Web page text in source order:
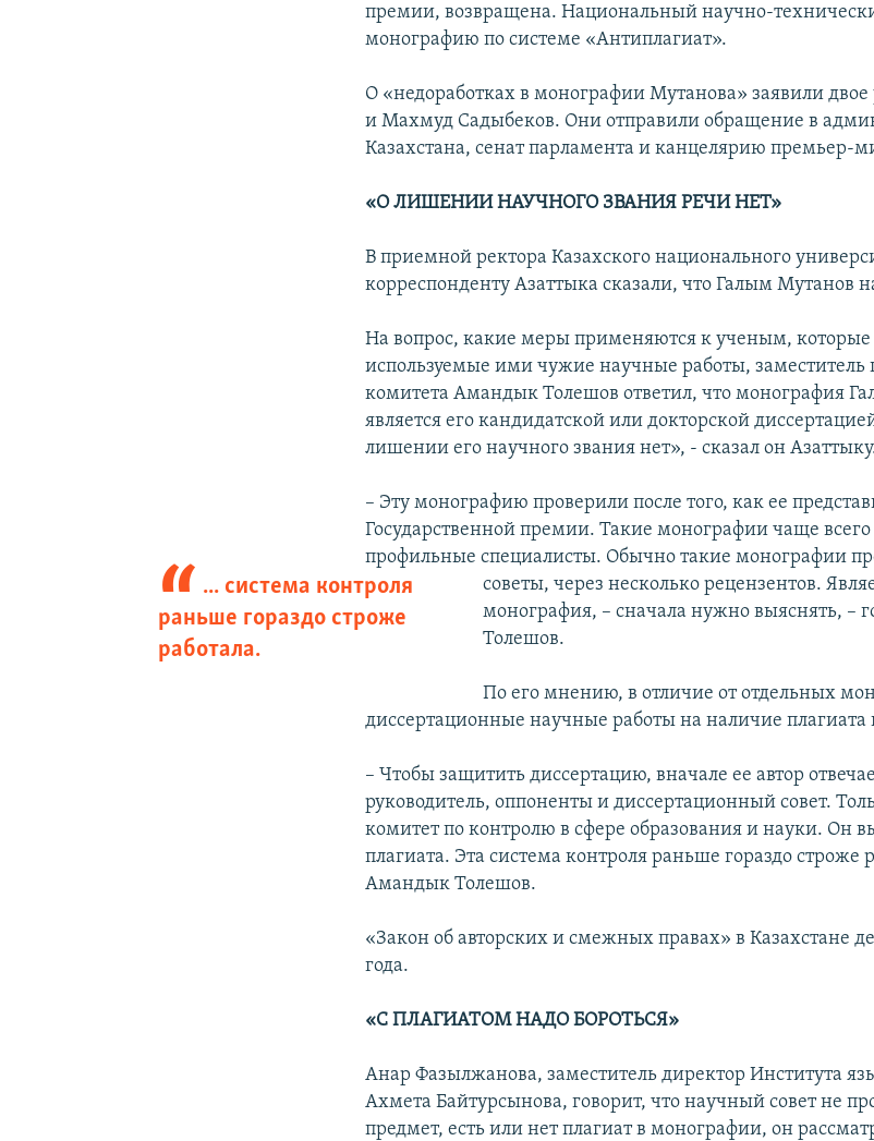
премии, возвращена. Национальный научно-
монографию по системе «Антиплагиат».
О «недоработках в монографии Мутанова» заявили
и Махмуд Садыбеков. Они отправили обращение в
Казахстана, сенат парламента и канцелярию премьер-
«О ЛИШЕНИИ НАУЧНОГО ЗВАНИЯ РЕЧИ НЕТ»
В приемной ректора Казахского национального
корреспонденту Азаттыка сказали, что Галым Мутанов
На вопрос, какие меры применяются к ученым, которые
используемые ими чужие научные работы, заместитель
комитета Амандык Толешов ответил, что монография
является его кандидатской или докторской
лишении его научного звания нет», - сказал он
– Эту монографию проверили после того, как ее
Государственной премии. Такие монографии чаще
профильные специалисты. Обычно такие монографии
... система контроля
раньше гораздо строже
работала.
советы, через несколько рецензентов.
монография, – сначала нужно выяснять, –
Толешов.
По его мнению, в отличие от отдельных
диссертационные научные работы на наличие плагиата
– Чтобы защитить диссертацию, вначале ее автор
руководитель, оппоненты и диссертационный совет.
комитет по контролю в сфере образования и науки. Он
плагиата. Эта система контроля раньше гораздо строже
Амандык Толешов.
«Закон об авторских и смежных правах» в Казахстане
года.
«С ПЛАГИАТОМ НАДО БОРОТЬСЯ»
Анар Фазылжанова, заместитель директор Института
Ахмета Байтурсынова, говорит, что научный совет не
предмет, есть или нет плагиат в монографии, он